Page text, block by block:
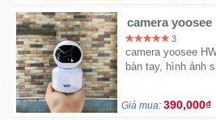
Dịch
vụ
Giải
pháp
Voucher
camera yoosee
giải 2.0mpx
3
camera yoosee
bàn tay, hình ảnh
Giá mua: 390,000₫